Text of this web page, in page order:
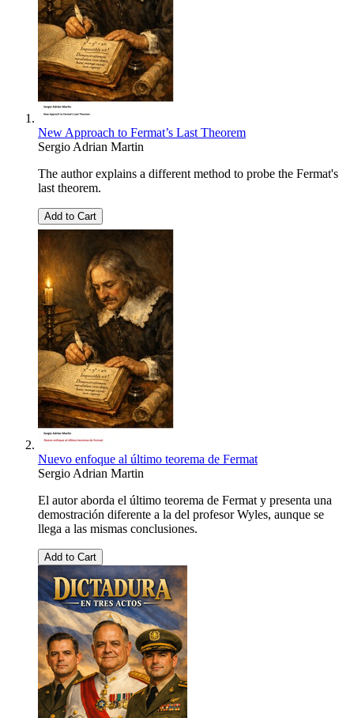
New Approach to Fermat’s Last Theorem
Sergio Adrian Martin
The author explains a different method to probe the Fermat's
last theorem.
Add to Cart
Nuevo enfoque al último teorema de Fermat
Sergio Adrian Martin
El autor aborda el último teorema de Fermat y presenta una
demostración diferente a la del profesor Wyles, aunque se
llega a las mismas conclusiones.
Add to Cart